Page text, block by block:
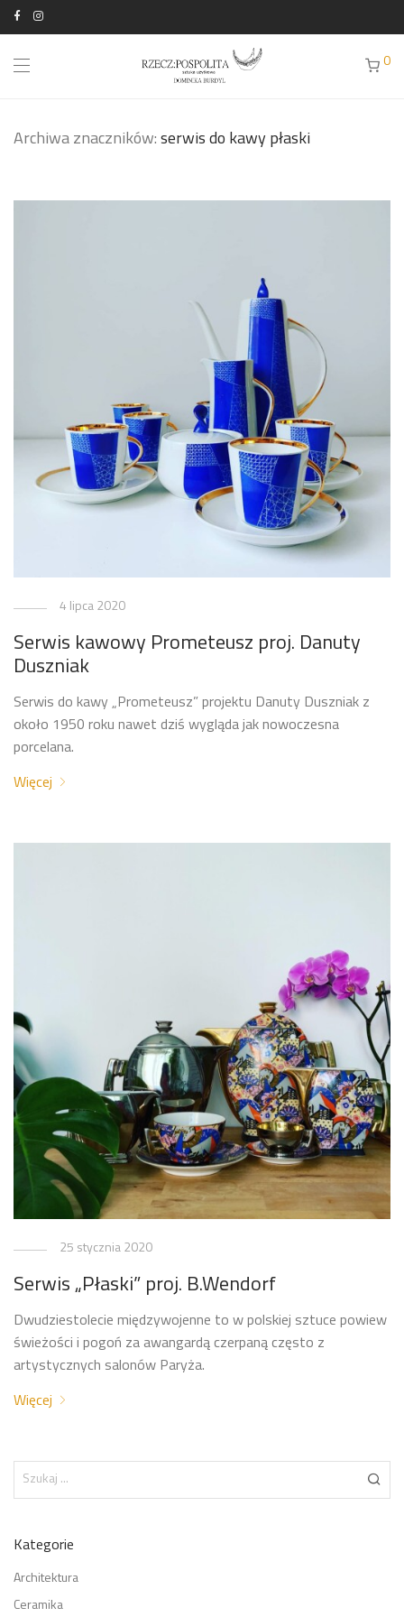
0
Archiwa znaczników: serwis do kawy płaski
4 lipca 2020
Serwis kawowy Prometeusz proj. Danuty
Duszniak
Serwis do kawy „Prometeusz” projektu Danuty Duszniak z
około 1950 roku nawet dziś wygląda jak nowoczesna
porcelana.
Więcej
25 stycznia 2020
Serwis „Płaski” proj. B.Wendorf
Dwudziestolecie międzywojenne to w polskiej sztuce powiew
świeżości i pogoń za awangardą czerpaną często z
artystycznych salonów Paryża.
Więcej
Kategorie
Architektura
Ceramika